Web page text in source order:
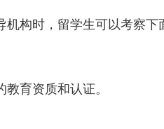
构时，留学生可以考察下
育资质和认证。